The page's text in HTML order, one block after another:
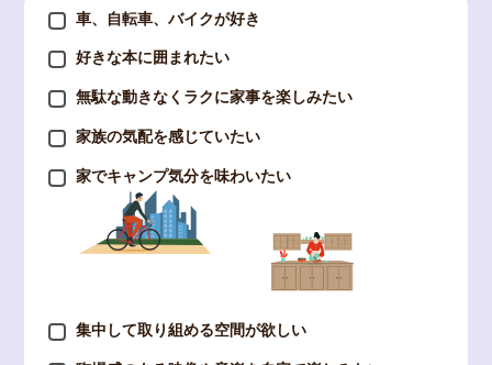
車、自転車、バイクが好き
好きな本に囲まれたい
無駄な動きなくラクに家事を楽しみたい
家族の気配を感じていたい
家でキャンプ気分を味わいたい
集中して取り組める空間が欲しい